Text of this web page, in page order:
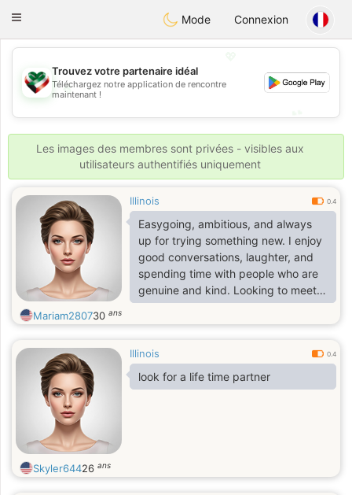
KuwaitChat
Toggle
Mode Connexion
💖
💕
Trouvez votre partenaire idéal
Téléchargez notre application de rencontre
maintenant !
Les images des membres sont privées - visibles aux
utilisateurs authentifiés uniquement
Illinois 0.4
Easygoing, ambitious, and always
up for trying something new. I enjoy
good conversations, laughter, and
spending time with people who are
genuine and kind. Looking to meet
someone who values honesty,
enjoys making memories, and is
Mariam280730 ans
Illinois 0.4
look for a life time partner
Skyler64426 ans